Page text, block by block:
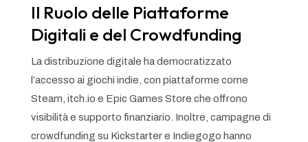
Il Ruolo delle Piattaforme
Digitali e del Crowdfunding
La distribuzione digitale ha democratizzato
l’accesso ai giochi indie, con piattaforme come
Steam, itch.io e Epic Games Store che offrono
visibilità e supporto finanziario. Inoltre, campagne di
crowdfunding su Kickstarter e Indiegogo hanno